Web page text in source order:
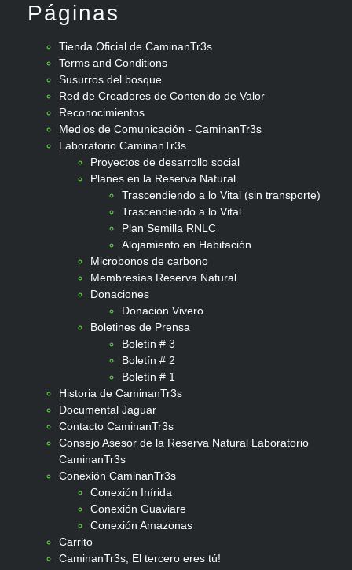
Páginas
Tienda Oficial de CaminanTr3s
Terms and Conditions
Susurros del bosque
Red de Creadores de Contenido de Valor
Reconocimientos
Medios de Comunicación - CaminanTr3s
Laboratorio CaminanTr3s
Proyectos de desarrollo social
Planes en la Reserva Natural
Trascendiendo a lo Vital (sin transporte)
Trascendiendo a lo Vital
Plan Semilla RNLC
Alojamiento en Habitación
Microbonos de carbono
Membresías Reserva Natural
Donaciones
Donación Vivero
Boletines de Prensa
Boletín # 3
Boletín # 2
Boletín # 1
Historia de CaminanTr3s
Documental Jaguar
Contacto CaminanTr3s
Consejo Asesor de la Reserva Natural Laboratorio
CaminanTr3s
Conexión CaminanTr3s
Conexión Inírida
Conexión Guaviare
Conexión Amazonas
Carrito
CaminanTr3s, El tercero eres tú!